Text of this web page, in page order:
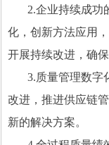
2.企业持续成功
化，创新方法应用
开展持续改进，确
3.质量管理数字
改进，推进供应链
新的解决方案。